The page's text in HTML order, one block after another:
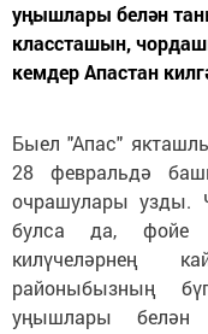
уңышлары белән
классташын,
кемдер Апастан
Быел "Апас"
28 февральдә
очрашулары узды.
булса да, фойе
килүчеләрнең
районыбызның
уңышлары